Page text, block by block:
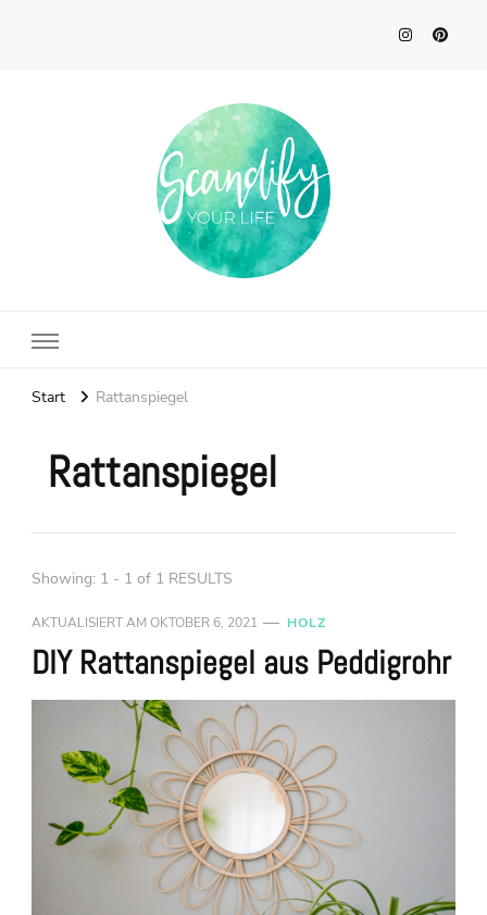
Start Rattanspiegel
Rattanspiegel
Showing: 1 - 1 of 1 RESULTS
AKTUALISIERT AM OKTOBER 6, 2021 HOLZ
DIY Rattanspiegel aus Peddigrohr